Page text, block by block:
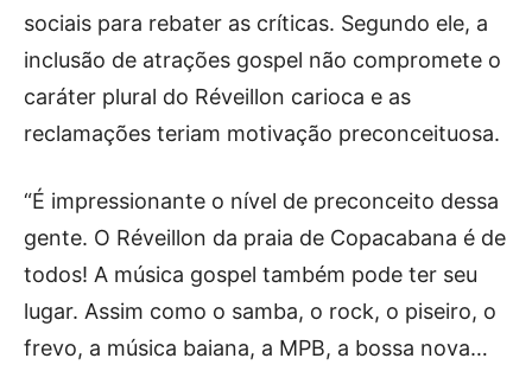
sociais para rebater as críticas. Segundo ele, a
inclusão de atrações gospel não compromete o
caráter plural do Réveillon carioca e as
reclamações teriam motivação preconceituosa.
“É impressionante o nível de preconceito dessa
gente. O Réveillon da praia de Copacabana é de
todos! A música gospel também pode ter seu
lugar. Assim como o samba, o rock, o piseiro, o
frevo, a música baiana, a MPB, a bossa nova…